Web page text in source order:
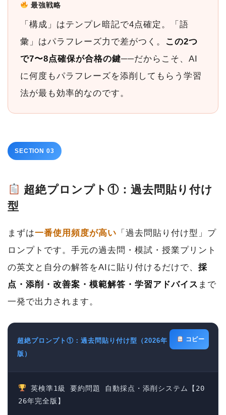
最強戦略
「構成」はテンプレ暗記で4点確定。「語
彙」はパラフレーズ力で差がつく。
この2つ
で7〜8点確保が合格の鍵──だからこそ、AI
に何度もパラフレーズを添削してもらう学習
法が最も効率的なのです。
SECTION 03
超絶プロンプト①：過去問貼り付け
型
まずは一番使用頻度が高い 「過去問貼り付け型」プ
ロンプトです。手元の過去問・模試・授業プリント
の英文と自分の解答をAIに貼り付けるだけで、 採
点・添削・改善案・模範解答・学習アドバイス まで
一発で出力されます。
超絶プロンプト①：過去問貼り付け型（2026年
版）
コピー
英検準1級 要約問題 自動採点・添削システム【20
26年完全版】